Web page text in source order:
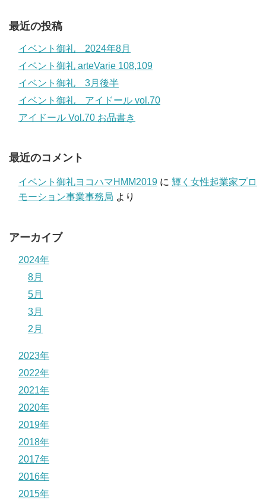
最近の投稿
イベント御礼 2024年8月
イベント御礼 arteVarie 108,109
イベント御礼 3月後半
イベント御礼 アイドール vol.70
アイドール Vol.70 お品書き
最近のコメント
イベント御礼ヨコハマHMM2019 に 輝く女性起業家プロ
モーション事業事務局 より
アーカイブ
2024年
8月
5月
3月
2月
2023年
2022年
2021年
2020年
2019年
2018年
2017年
2016年
2015年